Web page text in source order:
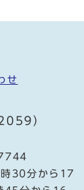
せ
）
30分から17